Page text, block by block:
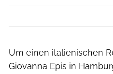
Um einen italienischen
Giovanna Epis in